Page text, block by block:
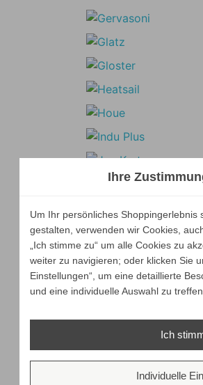
Ihre
Um Ihr persönliches Shoppingerlebnis
gestalten, verwenden wir Cookies,
„Ich stimme zu“ um alle Cookies zu
weiter zu navigieren; oder klicken Sie
Einstellungen“, um eine detaillierte
und eine individuelle Auswahl zu treffen.
Ich
Individuelle